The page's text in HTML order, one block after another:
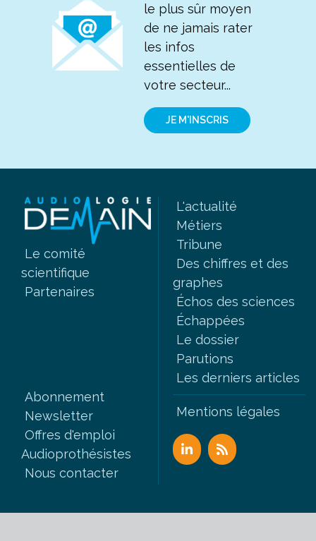
le plus sûr moyen
de ne jamais rater
les infos
essentielles de
votre secteur...
JE M'INSCRIS
Le comité
scientifique
Partenaires
L'actualité
Métiers
Tribune
Des chiffres et des
graphes
Échos des sciences
Échappées
Le dossier
Parutions
Les derniers articles
Abonnement
Newsletter
Offres d'emploi
Audioprothésistes
Nous contacter
Mentions légales